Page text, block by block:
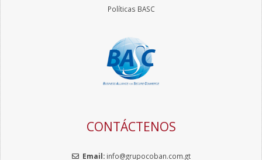
Políticas BASC
CONTÁCTENOS
Email: info@grupocoban.com.gt